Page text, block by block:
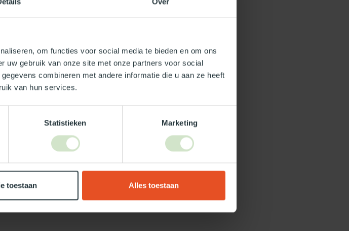
om functies voor social media te bieden en om ons
uw gebruik van onze site met onze partners voor social
combineren met andere informatie die u aan ze heeft
van hun services.
Statistieken Marketing
toestaan Alles toestaan
toevoegen